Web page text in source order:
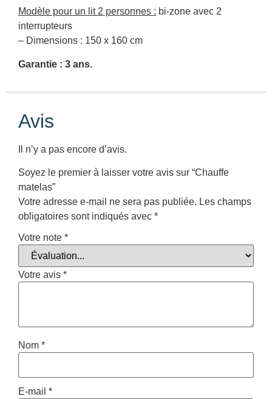
Modèle pour un lit 2 personnes : bi-zone avec 2
interrupteurs
– Dimensions : 150 x 160 cm
Garantie : 3 ans.
Avis
Il n’y a pas encore d’avis.
Soyez le premier à laisser votre avis sur “Chauffe
matelas”
Votre adresse e-mail ne sera pas publiée. Les champs
obligatoires sont indiqués avec *
Votre note *
Votre avis *
Nom *
E-mail *